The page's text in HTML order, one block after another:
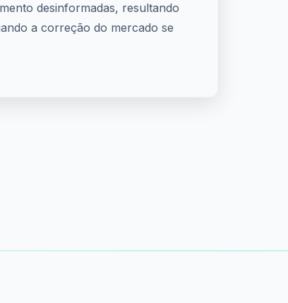
desinformadas, resultando
a correção do mercado se